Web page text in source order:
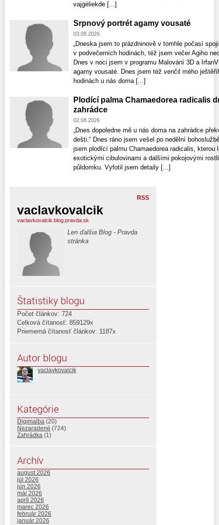
vajgéliekde [...]
Srpnový portrét agamy vousaté
03.08.2026
„Dneska jsem to prázdninově v tomhle počasí
v podvečerních hodinách, též jsem večer Agiho
Dnes v noci jsem v programu Malování 3D a
agamy vousaté. Dnes jsem též venčil mého
hodinách u nás doma [...]
Plodící palma Chamaedorea radicalis
zahrádce
02.08.2026
„Dnes dopoledne mě u nás doma na zahrádce
dešti.“ Dnes ráno jsem vešel po nedělní
jsem plodící palmu Chamaedorea radicalis, kterou
exotickými cibulovinami a dalšími pokojovými
půldomku. Vyfotil jsem detaily [...]
RSS
vaclavkovalcik
vaclavkovalcik.blog.pravda.sk
Len ďalšia Blog - Pravda
stránka
Štatistiky blogu
Počet článkov: 724
Celková čítanosť: 859129x
Priemerná čítanosť článkov: 1187x
Autor blogu
vaclavkovalcik
Kategórie
Digimalba (20)
Nezaradené (724)
Zahrádka (1)
Archív
august 2026
júl 2026
jún 2026
máj 2026
apríl 2026
marec 2026
február 2026
január 2026